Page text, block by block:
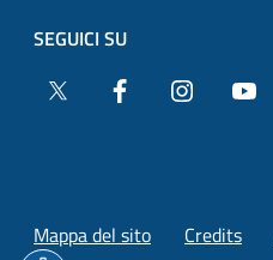
SEGUICI SU
Twitter
Facebook Instagram
Mappa del sito Credits